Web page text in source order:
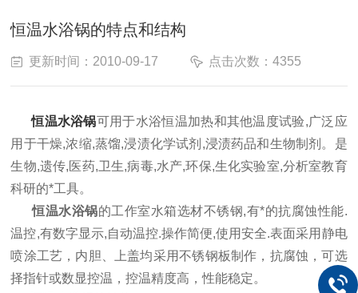
恒温水浴锅的特点和结构
更新时间：2010-09-17 点击次数：4355
恒温水浴锅可用于水浴恒温加热和其他温度试验,广泛应
用于干燥,浓缩,蒸馏,浸渍化学试剂,浸渍药品和生物制剂。是
生物,遗传,医药,卫生,病毒,水产,环保,生化实验室,分析室教育
科研的*工具。
恒温水浴锅的工作室水箱选材不锈钢,有*的抗腐蚀性能.
温控,有数字显示,自动温控.操作简便,使用安全.表面采用静电
喷涂工艺，内胆、上盖均采用不锈钢板制作，抗腐蚀，可选
择指针或数显控温，控温精度高，性能稳定。